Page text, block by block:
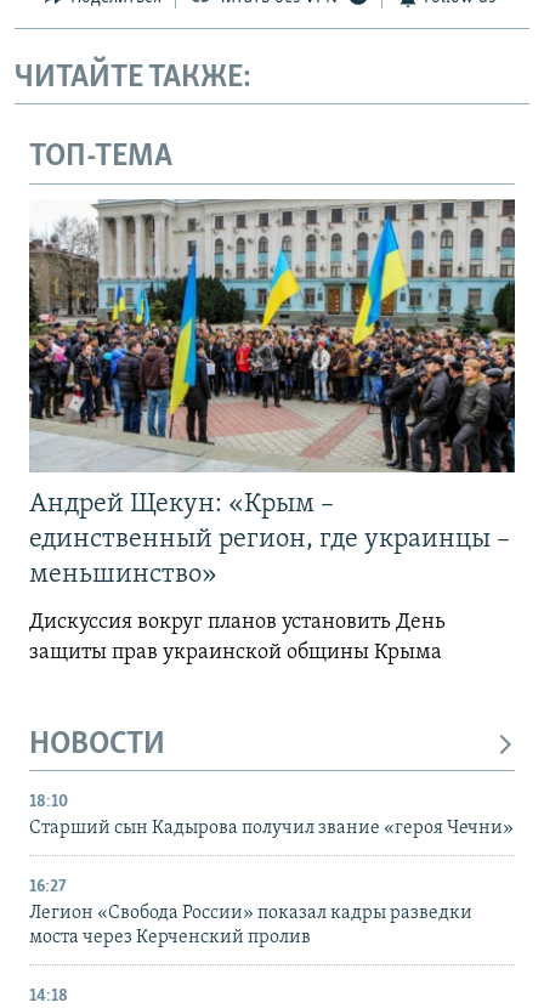
ЧИТАЙТЕ ТАКЖЕ:
ТОП-ТЕМА
Андрей Щекун: «Крым –
единственный регион, где украинцы –
меньшинство»
Дискуссия вокруг планов установить День
защиты прав украинской общины Крыма
НОВОСТИ
18:10
Старший сын Кадырова получил звание «героя Чечни»
16:27
Легион «Свобода России» показал кадры разведки
моста через Керченский пролив
14:18